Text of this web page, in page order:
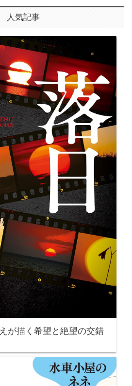
人気記事
が描く希望と絶望の交錯